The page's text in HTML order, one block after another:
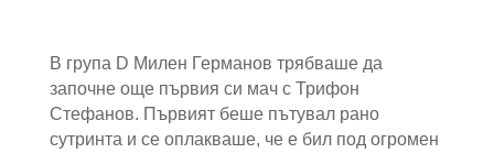
В група D Милен Германов трябваше да
започне още първия си мач с Трифон
Стефанов. Първият беше пътувал рано
сутринта и се оплакваше, че е бил под огромен